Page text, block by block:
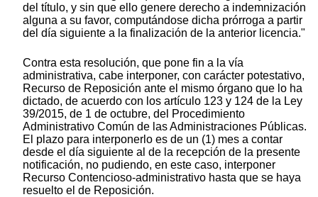
del título, y sin que ello genere derecho a indemnización
alguna a su favor, computándose dicha prórroga a partir
del día siguiente a la finalización de la anterior licencia."
Contra esta resolución, que pone fin a la vía
administrativa, cabe interponer, con carácter potestativo,
Recurso de Reposición ante el mismo órgano que lo ha
dictado, de acuerdo con los artículo 123 y 124 de la Ley
39/2015, de 1 de octubre, del Procedimiento
Administrativo Común de las Administraciones Públicas.
El plazo para interponerlo es de un (1) mes a contar
desde el día siguiente al de la recepción de la presente
notificación, no pudiendo, en este caso, interponer
Recurso Contencioso-administrativo hasta que se haya
resuelto el de Reposición.